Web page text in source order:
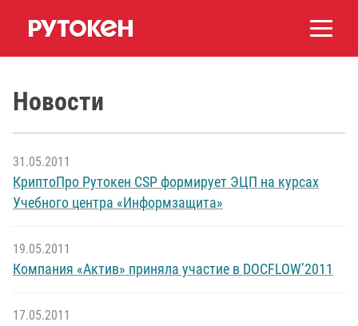
Новости
31.05.2011
КриптоПро Рутокен CSP формирует ЭЦП на курсах
Учебного центра «Информзащита»
19.05.2011
Компания «Актив» приняла участие в DOCFLOW’2011
17.05.2011